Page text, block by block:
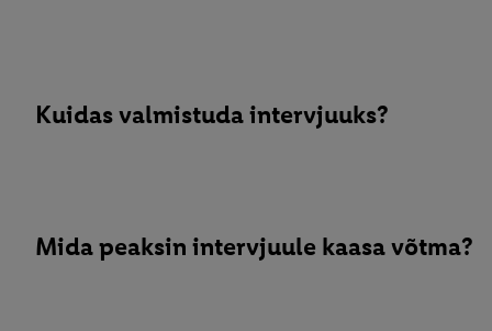
Kuidas valmistuda intervjuuks?
Mida peaksin intervjuule kaasa võtma?